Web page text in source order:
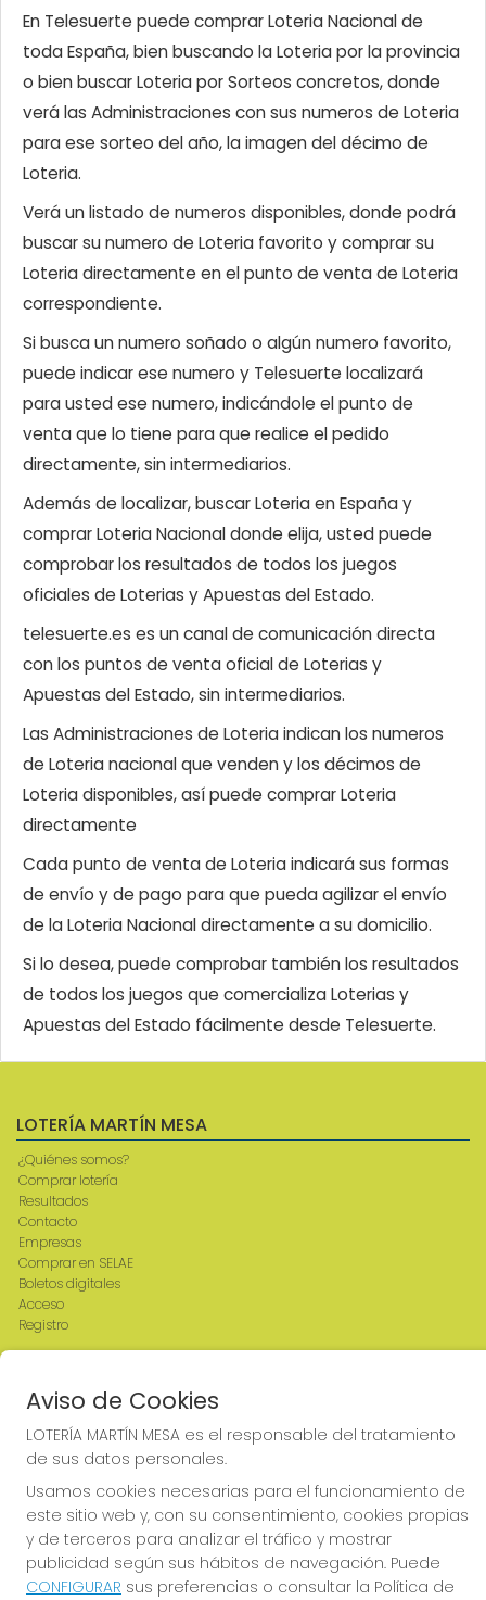
En Telesuerte puede comprar Loteria Nacional de
toda España, bien buscando la Loteria por la provincia
o bien buscar Loteria por Sorteos concretos, donde
verá las Administraciones con sus numeros de Loteria
para ese sorteo del año, la imagen del décimo de
Loteria.
Verá un listado de numeros disponibles, donde podrá
buscar su numero de Loteria favorito y comprar su
Loteria directamente en el punto de venta de Loteria
correspondiente.
Si busca un numero soñado o algún numero favorito,
puede indicar ese numero y Telesuerte localizará
para usted ese numero, indicándole el punto de
venta que lo tiene para que realice el pedido
directamente, sin intermediarios.
Además de localizar, buscar Loteria en España y
comprar Loteria Nacional donde elija, usted puede
comprobar los resultados de todos los juegos
oficiales de Loterias y Apuestas del Estado.
telesuerte.es es un canal de comunicación directa
con los puntos de venta oficial de Loterias y
Apuestas del Estado, sin intermediarios.
Las Administraciones de Loteria indican los numeros
de Loteria nacional que venden y los décimos de
Loteria disponibles, así puede comprar Loteria
directamente
Cada punto de venta de Loteria indicará sus formas
de envío y de pago para que pueda agilizar el envío
de la Loteria Nacional directamente a su domicilio.
Si lo desea, puede comprobar también los resultados
de todos los juegos que comercializa Loterias y
Apuestas del Estado fácilmente desde Telesuerte.
LOTERÍA MARTÍN MESA
¿Quiénes somos?
Comprar lotería
Resultados
Contacto
Empresas
Comprar en SELAE
Boletos digitales
Acceso
Registro
CONTACTO
ADMINISTRACION DE LOTERIAS: 2-CIUDAD RODRIGO -
RECEPTOR OFICIAL: 64380
923482019
web@admon2martinmesa.es
Aviso de Cookies
LOTERÍA MARTÍN MESA es el responsable del tratamiento
de sus datos personales.
Usamos cookies necesarias para el funcionamiento de
este sitio web y, con su consentimiento, cookies propias
y de terceros para analizar el tráfico y mostrar
publicidad según sus hábitos de navegación. Puede
CONFIGURAR sus preferencias o consultar la Política de